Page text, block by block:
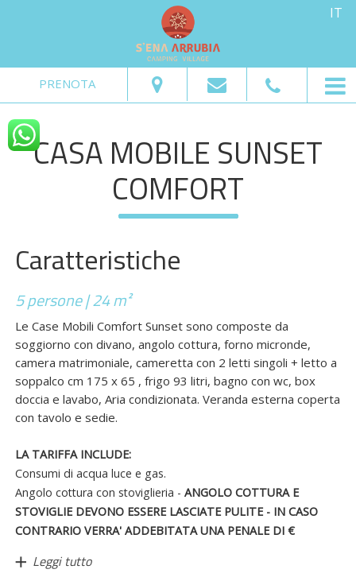
IT
PRENOTA
Adulti: Bambini:
Verifica disponibilità
Richiedi preventivo
CASA MOBILE SUNSET
COMFORT
Caratteristiche
5 persone | 24 m²
Le Case Mobili Comfort Sunset sono composte da
soggiorno con divano, angolo cottura, forno micronde,
camera matrimoniale, cameretta con 2 letti singoli + letto a
soppalco cm 175 x 65 , frigo 93 litri, bagno con wc, box
doccia e lavabo, Aria condizionata. Veranda esterna coperta
con tavolo e sedie.
LA TARIFFA INCLUDE:
Consumi di acqua luce e gas.
Angolo cottura con stoviglieria - ANGOLO COTTURA E
STOVIGLIE DEVONO ESSERE LASCIATE PULITE - IN CASO
CONTRARIO VERRA' ADDEBITATA UNA PENALE DI €
Leggi tutto